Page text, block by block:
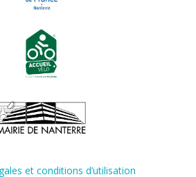
et conditions d’utilisation